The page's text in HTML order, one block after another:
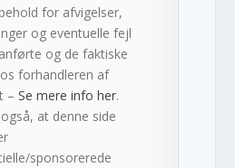
for afvigelser,
og eventuelle fejl
og de faktiske
forhandleren af
–Se mere info her.
at denne side
sponsorerede